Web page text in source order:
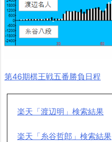
第46期棋王戦五番勝負日程
楽天「渡辺明」検索結果
楽天「糸谷哲郎」検索結果